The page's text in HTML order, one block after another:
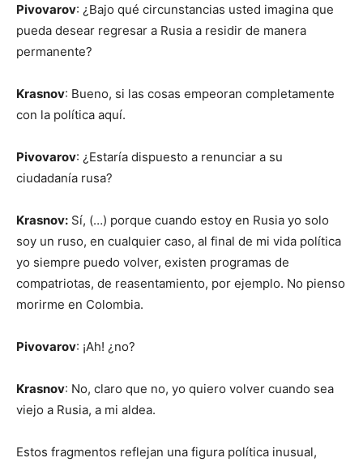
Pivovarov: ¿Bajo qué circunstancias usted imagina que
pueda desear regresar a Rusia a residir de manera
permanente?
Krasnov: Bueno, si las cosas empeoran completamente
con la política aquí.
Pivovarov: ¿Estaría dispuesto a renunciar a su
ciudadanía rusa?
Krasnov: Sí, (…) porque cuando estoy en Rusia yo solo
soy un ruso, en cualquier caso, al final de mi vida política
yo siempre puedo volver, existen programas de
compatriotas, de reasentamiento, por ejemplo. No pienso
morirme en Colombia.
Pivovarov: ¡Ah! ¿no?
Krasnov: No, claro que no, yo quiero volver cuando sea
viejo a Rusia, a mi aldea.
Estos fragmentos reflejan una figura política inusual,